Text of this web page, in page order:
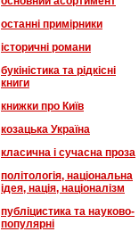
останні примірники
історичні романи
букіністика та рідкісні
книги
книжки про Київ
козацька Україна
класична і сучасна проза
політологія, національна
ідея, нація, націоналізм
публіцистика та науково-
популярні